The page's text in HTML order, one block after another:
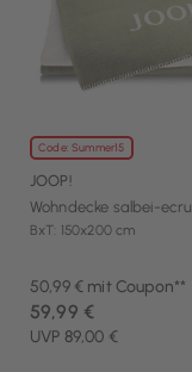
Code: Summer15
JOOP!
Wohndecke salbei-ecru
BxT: 150x200 cm
50,99 € mit Coupon**
UVP 89,00 €
59,99 €